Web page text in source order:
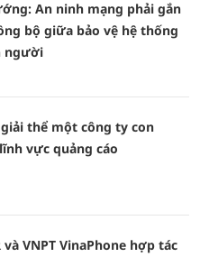
An ninh mạng phải gắn
bộ giữa bảo vệ hệ thống
người
giải thể một công ty con
vực quảng cáo
và VNPT VinaPhone hợp tác